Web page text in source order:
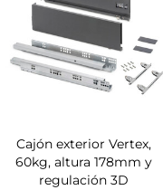
Cajón exterior Vertex,
60kg, altura 178mm y
regulación 3D